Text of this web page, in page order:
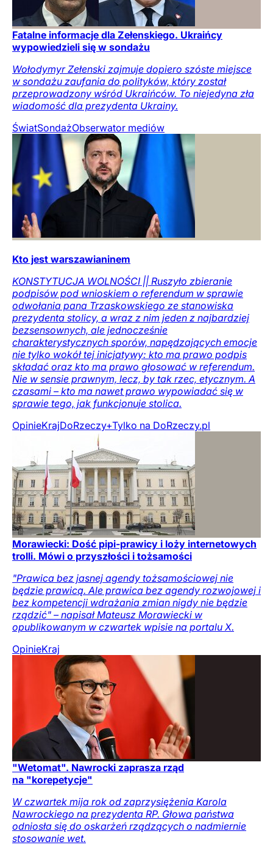
Fatalne informacje dla Zełenskiego. Ukraińcy
wypowiedzieli się w sondażu
Wołodymyr Zełenski zajmuje dopiero szóste miejsce
w sondażu zaufania do polityków, który został
przeprowadzony wśród Ukraińców. To niejedyna zła
wiadomość dla prezydenta Ukrainy.
ŚwiatSondażObserwator mediów
Kto jest warszawianinem
KONSTYTUCJA WOLNOŚCI || Ruszyło zbieranie
podpisów pod wnioskiem o referendum w sprawie
odwołania pana Trzaskowskiego ze stanowiska
prezydenta stolicy, a wraz z nim jeden z najbardziej
bezsensownych, ale jednocześnie
charakterystycznych sporów, napędzających emocje
nie tylko wokół tej inicjatywy: kto ma prawo podpis
składać oraz kto ma prawo głosować w referendum.
Nie w sensie prawnym, lecz, by tak rzec, etycznym. A
czasami – kto ma nawet prawo wypowiadać się w
sprawie tego, jak funkcjonuje stolica.
OpinieKrajDoRzeczy+Tylko na DoRzeczy.pl
Morawiecki: Dość pipi-prawicy i loży internetowych
trolli. Mówi o przyszłości i tożsamości
"Prawica bez jasnej agendy tożsamościowej nie
będzie prawicą. Ale prawica bez agendy rozwojowej i
bez kompetencji wdrażania zmian nigdy nie będzie
rządzić" – napisał Mateusz Morawiecki w
opublikowanym w czwartek wpisie na portalu X.
OpinieKraj
"Wetomat". Nawrocki zaprasza rząd
na "korepetycje"
W czwartek mija rok od zaprzysiężenia Karola
Nawrockiego na prezydenta RP. Głowa państwa
odniosła się do oskarżeń rządzących o nadmiernie
stosowanie wet.